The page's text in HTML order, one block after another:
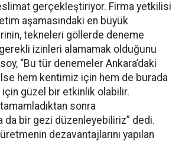
gerçekleştiriyor. Firma yetkilisi
aşamasındaki en büyük
tekneleri göllerde deneme
izinleri alamamak olduğunu
“Bu tür denemeler Ankara’daki
hem kentimiz için hem de burada
için güzel bir etkinlik olabilir.
sonra
da bir gezi düzenleyebiliriz” dedi.
dezavantajlarını yapılan